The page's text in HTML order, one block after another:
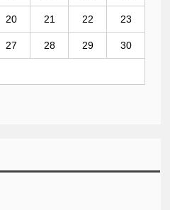
20 21 22 23
27 28 29 30